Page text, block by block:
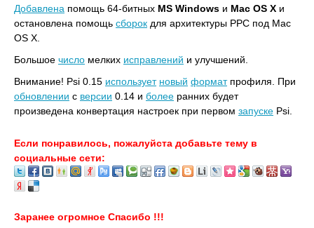
Добавлена помощь 64-битных MS Windows и Mac OS X и
остановлена помощь сборок для архитектуры PPC под Mac
OS X.
Большое число мелких исправлений и улучшений.
Внимание! Psi 0.15 использует новый форматпрофиля. При
обновлении с версии 0.14 и более ранних будет
произведена конвертация настроек при первом запуске Psi.
Если понравилось, пожалуйста добавьте тему в
социальные сети:
Заранее огромное Спасибо !!!